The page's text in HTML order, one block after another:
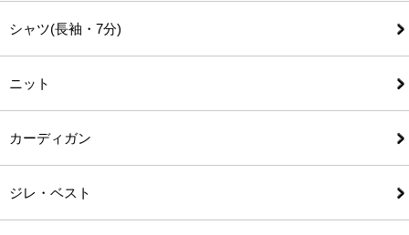
シャツ(長袖・7分)
ニット
カーディガン
ジレ・ベスト